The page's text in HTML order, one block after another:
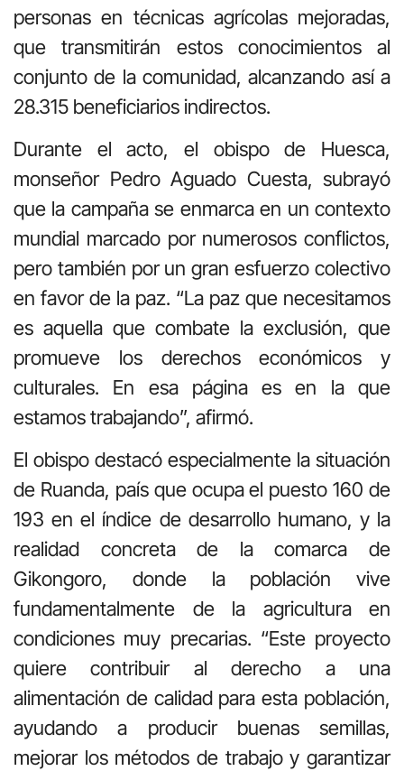
personas en técnicas agrícolas mejoradas,
que transmitirán estos conocimientos al
conjunto de la comunidad, alcanzando así a
28.315 beneficiarios indirectos.
Durante el acto, el obispo de Huesca,
monseñor Pedro Aguado Cuesta, subrayó
que la campaña se enmarca en un contexto
mundial marcado por numerosos conflictos,
pero también por un gran esfuerzo colectivo
en favor de la paz. “La paz que necesitamos
es aquella que combate la exclusión, que
promueve los derechos económicos y
culturales. En esa página es en la que
estamos trabajando”, afirmó.
El obispo destacó especialmente la situación
de Ruanda, país que ocupa el puesto 160 de
193 en el índice de desarrollo humano, y la
realidad concreta de la comarca de
Gikongoro, donde la población vive
fundamentalmente de la agricultura en
condiciones muy precarias. “Este proyecto
quiere contribuir al derecho a una
alimentación de calidad para esta población,
ayudando a producir buenas semillas,
mejorar los métodos de trabajo y garantizar